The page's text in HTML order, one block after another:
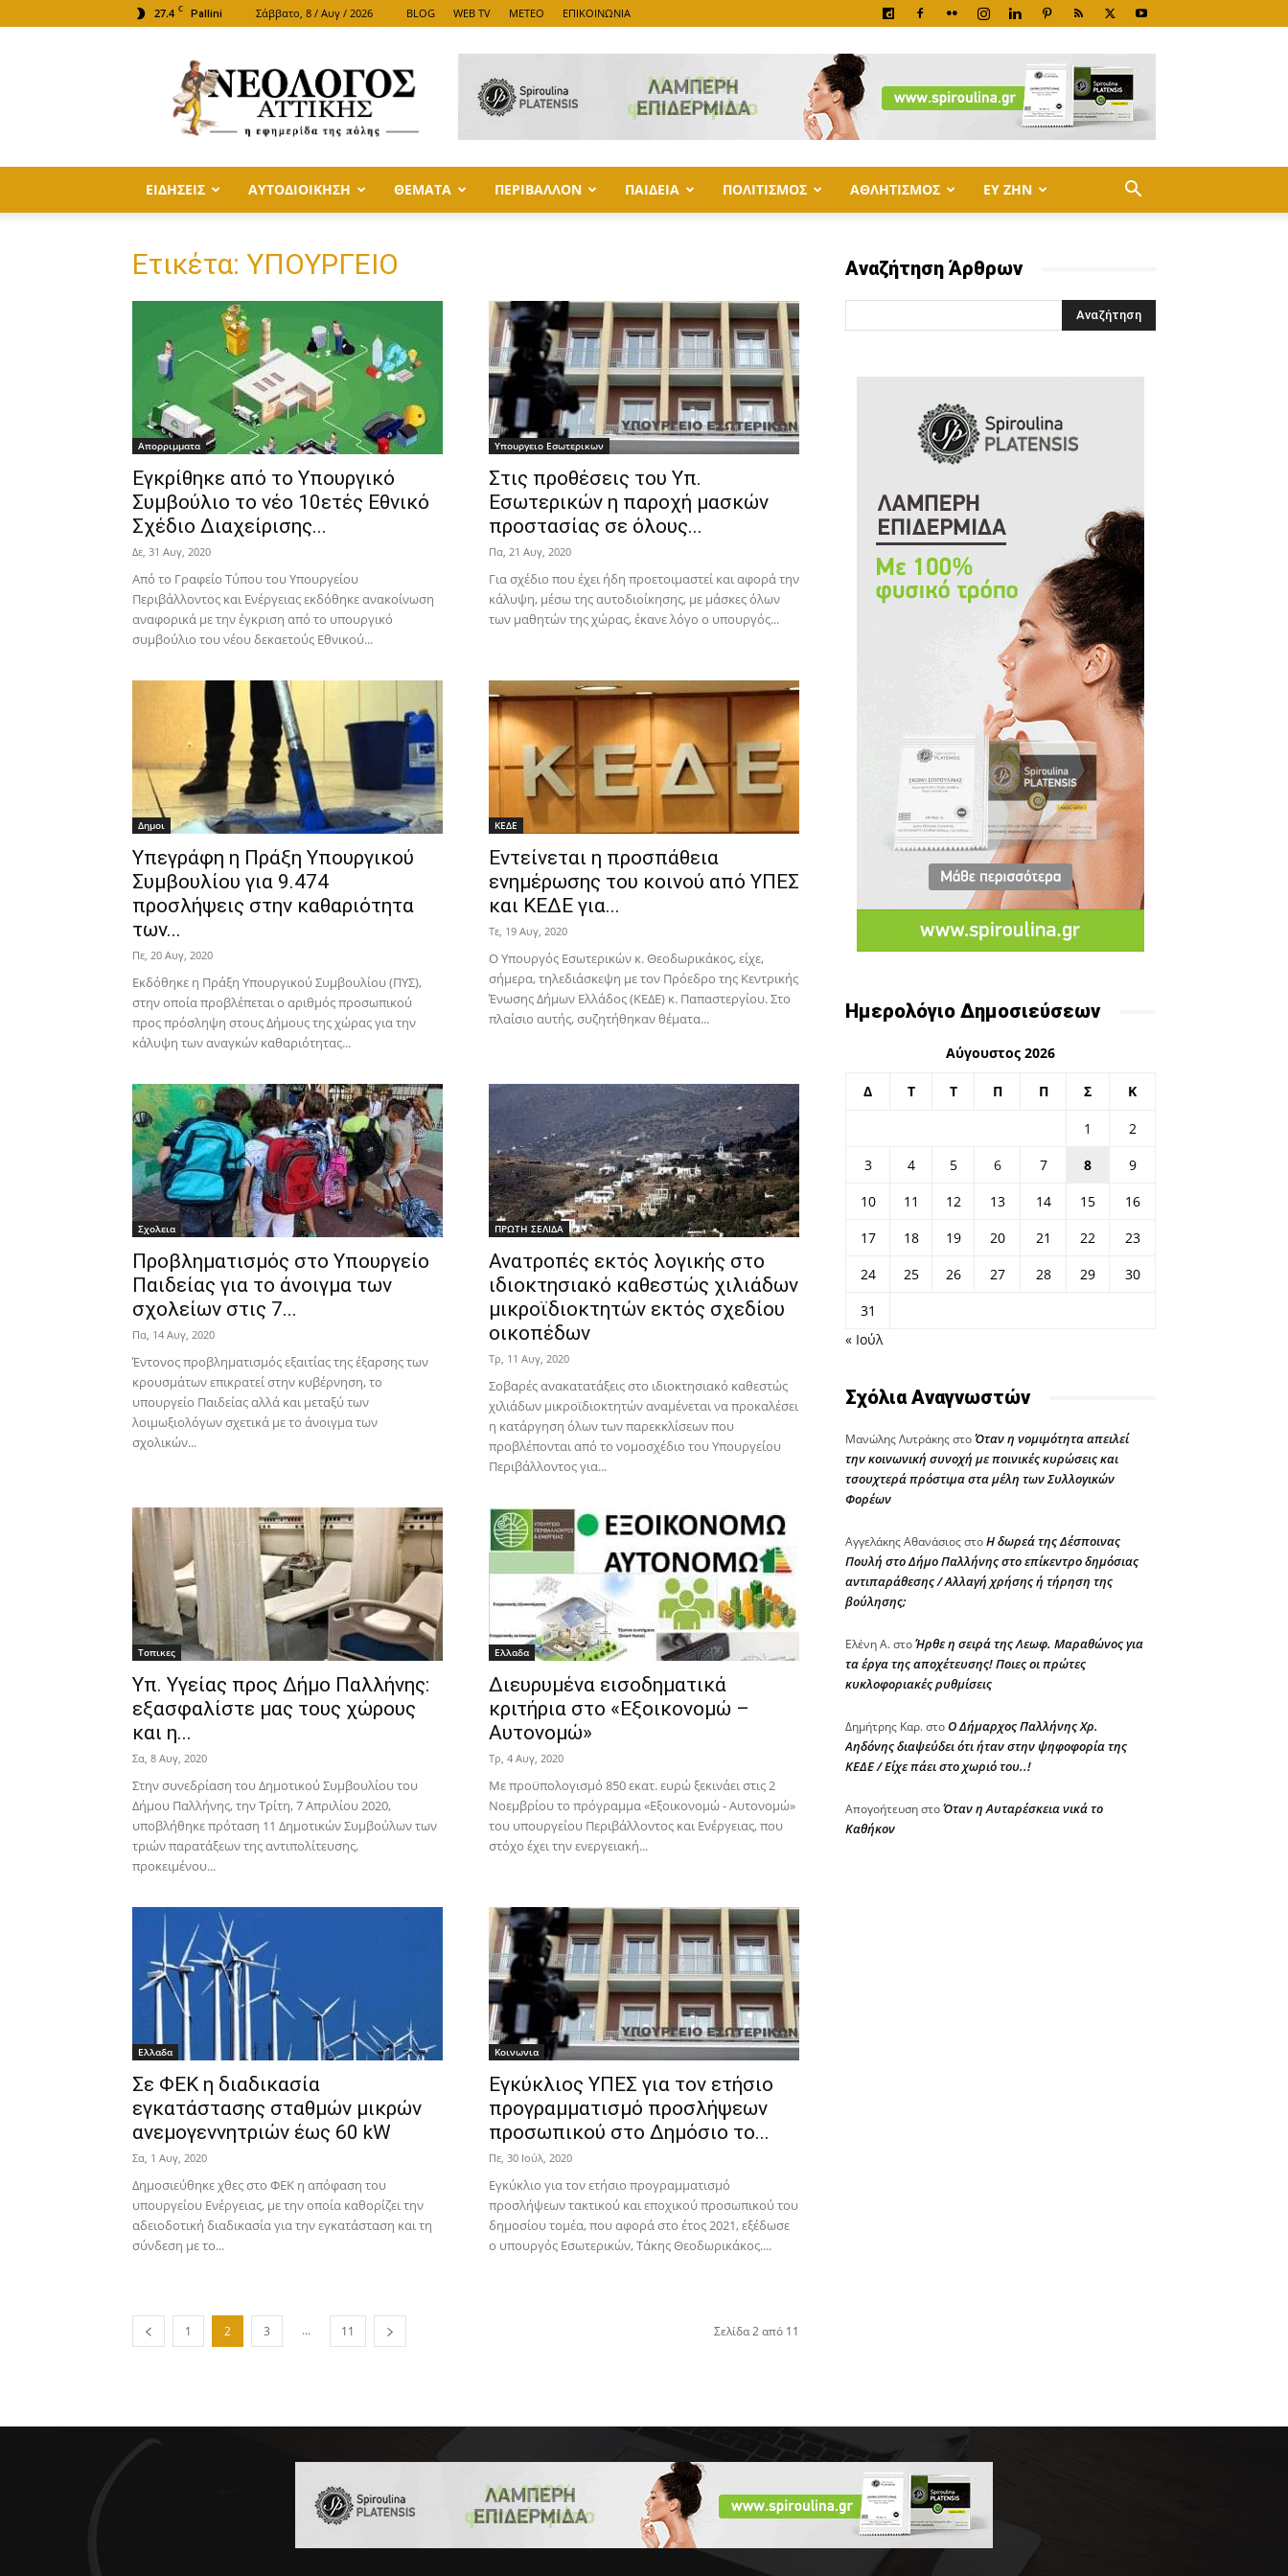
27.4 C Pallini Σάββατο, 8 / Αυγ / 2026 BLOG WEB TV METEO ΕΠΙΚΟΙΝΩΝΙΑ
ΑΤΤΙΚΗΣ
ΕΙΔΗΣΕΙΣ ΑΥΤΟΔΙΟΙΚΗΣΗ ΘΕΜΑΤΑ ΠΕΡΙΒΑΛΛΟΝ ΠΑΙΔΕΙΑ ΠΟΛΙΤΙΣΜΟΣ ΑΘΛΗΤΙΣΜΟΣ ΕΥ ΖΗΝ
Ετικέτα: ΥΠΟΥΡΓΕΙΟ
Απορριμματα
Εγκρίθηκε από το Υπουργικό
Συμβούλιο το νέο 10ετές Εθνικό
Σχέδιο Διαχείρισης...
Δε, 31 Αυγ, 2020
Από το Γραφείο Τύπου του Υπουργείου
Περιβάλλοντος και Ενέργειας εκδόθηκε ανακοίνωση
αναφορικά με την έγκριση από το υπουργικό
συμβούλιο του νέου δεκαετούς Εθνικού...
Υπουργειο Εσωτερικων
Στις προθέσεις του Υπ.
Εσωτερικών η παροχή μασκών
προστασίας σε όλους...
Πα, 21 Αυγ, 2020
Για σχέδιο που έχει ήδη προετοιμαστεί και αφορά την
κάλυψη, μέσω της αυτοδιοίκησης, με μάσκες όλων
των μαθητών της χώρας, έκανε λόγο ο υπουργός...
Δημοι
Υπεγράφη η Πράξη Υπουργικού
Συμβουλίου για 9.474
προσλήψεις στην καθαριότητα
των...
Πε, 20 Αυγ, 2020
Εκδόθηκε η Πράξη Υπουργικού Συμβουλίου (ΠΥΣ),
στην οποία προβλέπεται o αριθμός προσωπικού
προς πρόσληψη στους Δήμους της χώρας για την
κάλυψη των αναγκών καθαριότητας...
ΚΕΔΕ
Εντείνεται η προσπάθεια
ενημέρωσης του κοινού από ΥΠΕΣ
και ΚΕΔΕ για...
Τε, 19 Αυγ, 2020
Ο Υπουργός Εσωτερικών κ. Θεοδωρικάκος, είχε,
σήμερα, τηλεδιάσκεψη με τον Πρόεδρο της Κεντρικής
Ένωσης Δήμων Ελλάδος (ΚΕΔΕ) κ. Παπαστεργίου. Στο
πλαίσιο αυτής, συζητήθηκαν θέματα...
Σχολεια
Προβληματισμός στο Υπουργείο
Παιδείας για το άνοιγμα των
σχολείων στις 7...
Πα, 14 Αυγ, 2020
Έντονος προβληματισμός εξαιτίας της έξαρσης των
κρουσμάτων επικρατεί στην κυβέρνηση, το
υπουργείο Παιδείας αλλά και μεταξύ των
λοιμωξιολόγων σχετικά με το άνοιγμα των
σχολικών...
ΠΡΩΤΗ ΣΕΛΙΔΑ
Ανατροπές εκτός λογικής στο
ιδιοκτησιακό καθεστώς χιλιάδων
μικροϊδιοκτητών εκτός σχεδίου
οικοπέδων
Τρ, 11 Αυγ, 2020
Σοβαρές ανακατατάξεις στο ιδιοκτησιακό καθεστώς
χιλιάδων μικροϊδιοκτητών αναμένεται να προκαλέσει
η κατάργηση όλων των παρεκκλίσεων που
προβλέπονται από το νομοσχέδιο του Υπουργείου
Περιβάλλοντος για...
Τοπικες
Υπ. Υγείας προς Δήμο Παλλήνης:
εξασφαλίστε μας τους χώρους
και η...
Σα, 8 Αυγ, 2020
Στην συνεδρίαση του Δημοτικού Συμβουλίου του
Δήμου Παλλήνης, την Τρίτη, 7 Απριλίου 2020,
υποβλήθηκε πρόταση 11 Δημοτικών Συμβούλων των
τριών παρατάξεων της αντιπολίτευσης,
προκειμένου...
Ελλαδα
Διευρυμένα εισοδηματικά
κριτήρια στο «Εξοικονομώ –
Αυτονομώ»
Τρ, 4 Αυγ, 2020
Με προϋπολογισμό 850 εκατ. ευρώ ξεκινάει στις 2
Νοεμβρίου το πρόγραμμα «Εξοικονομώ - Αυτονομώ»
του υπουργείου Περιβάλλοντος και Ενέργειας, που
στόχο έχει την ενεργειακή...
Ελλαδα
Σε ΦΕΚ η διαδικασία
εγκατάστασης σταθμών μικρών
ανεμογεννητριών έως 60 kW
Σα, 1 Αυγ, 2020
Δημοσιεύθηκε χθες στο ΦΕΚ η απόφαση του
υπουργείου Ενέργειας, με την οποία καθορίζει την
αδειοδοτική διαδικασία για την εγκατάσταση και τη
σύνδεση με το...
Κοινωνια
Εγκύκλιος ΥΠΕΣ για τον ετήσιο
προγραμματισμό προσλήψεων
προσωπικού στο Δημόσιο το...
Πε, 30 Ιούλ, 2020
Εγκύκλιο για τον ετήσιο προγραμματισμό
προσλήψεων τακτικού και εποχικού προσωπικού του
δημοσίου τομέα, που αφορά στο έτος 2021, εξέδωσε
ο υπουργός Εσωτερικών, Τάκης Θεοδωρικάκος....
1 2 3 ... 11 Σελίδα 2 από 11
Αναζήτηση Άρθρων
Ημερολόγιο Δημοσιεύσεων
Αύγουστος 2026
Δ Τ Τ Π Π Σ Κ
1
2
3
4 5 6 7 8
9
10
11 12 13 14 15
16
17
18 19 20 21 22
23
24
25 26 27 28 29
30
31
« Ιούλ
Σχόλια Αναγνωστών
Μανώλης ΛυτράκηςστοΌταν η νομιμότητα απειλεί
την κοινωνική συνοχή με ποινικές κυρώσεις και
τσουχτερά πρόστιμα στα μέλη των Συλλογικών
Φορέων
Αγγελάκης ΑθανάσιοςστοΗ δωρεά της Δέσποινας
Πουλή στο Δήμο Παλλήνης στο επίκεντρο δημόσιας
αντιπαράθεσης / Αλλαγή χρήσης ή τήρηση της
βούλησης;
Ελένη Α.στοΉρθε η σειρά της Λεωφ. Μαραθώνος για
τα έργα της αποχέτευσης! Ποιες οι πρώτες
κυκλοφοριακές ρυθμίσεις
Δημήτρης Καρ.στοΟ Δήμαρχος Παλλήνης Χρ.
Αηδόνης διαψεύδει ότι ήταν στην ψηφοφορία της
ΚΕΔΕ / Είχε πάει στο χωριό του..!
ΑπογοήτευσηστοΌταν η Αυταρέσκεια νικά το
Καθήκον